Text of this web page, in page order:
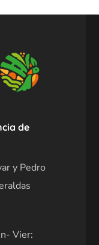
de
y Pedro
Vier: